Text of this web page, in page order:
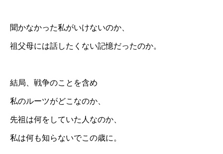
聞かなかった私がいけないのか、
祖父母には話したくない記憶だったのか。
結局、戦争のことを含め
私のルーツがどこなのか、
先祖は何をしていた人なのか、
私は何も知らないでこの歳に。